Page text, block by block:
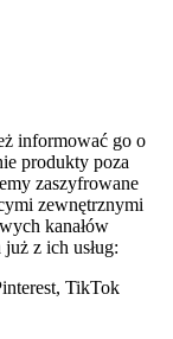
informować go o
produkty poza
zaszyfrowane
zewnętrznymi
kanałów
z ich usług:
TikTok